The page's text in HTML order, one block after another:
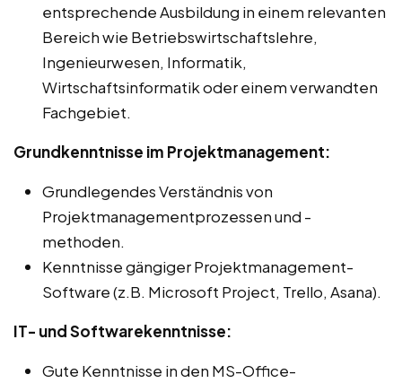
entsprechende Ausbildung in einem relevanten
Bereich wie Betriebswirtschaftslehre,
Ingenieurwesen, Informatik,
Wirtschaftsinformatik oder einem verwandten
Fachgebiet.
Grundkenntnisse im Projektmanagement:
Grundlegendes Verständnis von
Projektmanagementprozessen und -
methoden.
Kenntnisse gängiger Projektmanagement-
Software (z.B. Microsoft Project, Trello, Asana).
IT- und Softwarekenntnisse:
Gute Kenntnisse in den MS-Office-